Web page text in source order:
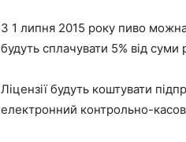
З 1 липня 2015 року пиво можна
будуть сплачувати 5% від суми
Ліцензії будуть коштувати
електронний контрольно-